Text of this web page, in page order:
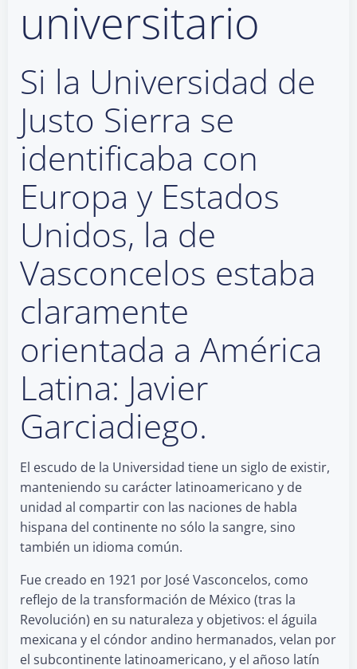
universitario
Si la Universidad de
Justo Sierra se
identificaba con
Europa y Estados
Unidos, la de
Vasconcelos estaba
claramente
orientada a América
Latina: Javier
Garciadiego.
El escudo de la Universidad tiene un siglo de existir,
manteniendo su carácter latinoamericano y de
unidad al compartir con las naciones de habla
hispana del continente no sólo la sangre, sino
también un idioma común.
Fue creado en 1921 por José Vasconcelos, como
reflejo de la transformación de México (tras la
Revolución) en su naturaleza y objetivos: el águila
mexicana y el cóndor andino hermanados, velan por
el subcontinente latinoamericano, y el añoso latín